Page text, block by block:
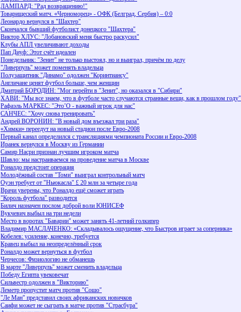
ЛАМПАРД: "Рад возвращению!"
Товарищеский матч. «Черноморец» - ОФК (Белград, Сербия) – 0:0
Леонардо вернулся в "Шахтер"
Скончался бывший футболист донецкого "Шахтера"
Виктор ХЛУС: "Лобановский меня быстро раскусил"
Клубы АПЛ увеличивают доходы
Пап Диуф: Этот счёт идеален
Понедельник: "Зенит" не только выстоял, но и выиграл, причём по делу
"Ливерпуль" может поменять владельца
Полузащитник "Динамо" одолжен "Коринтиансу"
Англичане ценят футбол больше, чем женщин
Дмитрий БОРОДИН: "Мог перейти в "Зенит", но оказался в "Сибири"
ХАВИ: "Мы все знаем, что в футболе часто случаются странные вещи, как в прошлом году"
Рафаэль МАРКЕС: "Это’О - важный игрок для нас"
САНЧЕС: "Хочу снова тренировать"
Андрей ВОРОНИН: "В новый дом въезжал три раза"
«Химки» переедут на новый стадион после Евро-2008
Первый канал определился с трансляциями чемпионата России и Евро-2008
Иранек вернулся в Москву из Германии
Самир Насри признан лучшим игроком матча
Шавло: мы настраиваемся на проведение матча в Москве
Роналдо предстоит операция
Молодёжный состав "Томи" выиграл контрольный матч
Оуэн требует от "Ньюкасла" £ 20 млн за четыре года
Врачи уверены, что Роналдо ещё сможет играть
"Король футбола" разводится
Билич назначен послом доброй воли ЮНИСЕФ
Вукчевич выбыл на три недели
Место в воротах "Баварии" может занять 41-летний голкипер
Владимир МАСЛАЧЕНКО: «Складывалось ощущение, что Быстров играет за соперника»
Кобелев: усиление, конечно, требуется
Кравец выбыл на неопределённый срок
Роналдо может вернуться в футбол
Черчесов: Физиологию не обманешь
В марте "Ливерпуль" может сменить владельца
Победу Египта увековечат
Сильвестр одолжен в "Викторию"
Леметр пропустит матч против "Сошо"
"Ле Ман" представил своих африканских новичков
Саифи может не сыграть в матче против "Страсбура"